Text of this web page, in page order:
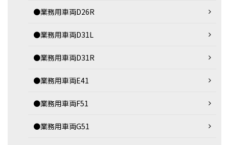
●業務用車両D26R
●業務用車両D31L
●業務用車両D31R
●業務用車両E41
●業務用車両F51
●業務用車両G51